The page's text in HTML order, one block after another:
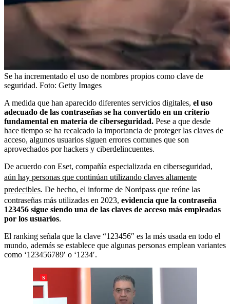
Se ha incrementado el uso de nombres propios como clave de
seguridad. Foto: Getty Images
A medida que han aparecido diferentes servicios digitales, el uso
adecuado de las contraseñas se ha convertido en un criterio
fundamental en materia de ciberseguridad. Pese a que desde
hace tiempo se ha recalcado la importancia de proteger las claves de
acceso, algunos usuarios siguen errores comunes que son
aprovechados por hackers y ciberdelincuentes.
De acuerdo con Eset, compañía especializada en ciberseguridad,
aún hay personas que continúan utilizando claves altamente
predecibles. De hecho, el informe de Nordpass que reúne las
contraseñas más utilizadas en 2023, evidencia que la contraseña
123456 sigue siendo una de las claves de acceso más empleadas
por los usuarios.
El ranking señala que la clave “123456″ es la más usada en todo el
mundo, además se establece que algunas personas emplean variantes
como ‘123456789′ o ‘1234′.